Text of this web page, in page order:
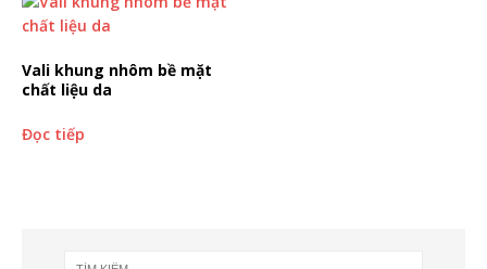
Vali khung nhôm bề mặt
chất liệu da
Đọc tiếp